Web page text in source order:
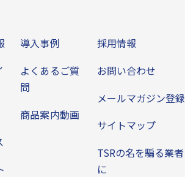
導入事例
よくあるご質
問
商品案内動画
採用情報
お問い合わせ
メールマガジン登録
サイトマップ
TSRの名を騙る業者
に